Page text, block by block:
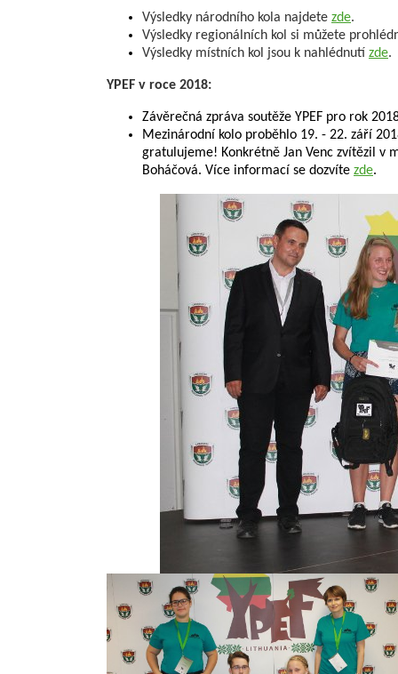
Výsledky národního kola najdete zde.
Výsledky regionálních kol si můžete
Výsledky místních kol jsou k nahlédnutí zde.
YPEF v roce 2018:
Závěrečná zpráva soutěže YPEF pro rok
Mezinárodní kolo proběhlo 19. - 22. září
gratulujeme! Konkrétně Jan Venc zvítězil v
Boháčová. Více informací se dozvíte zde.